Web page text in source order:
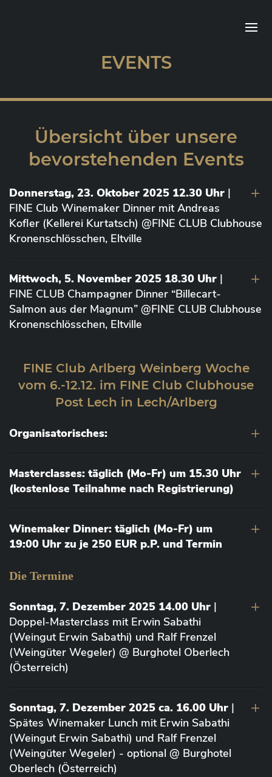
EVENTS
Übersicht über unsere
bevorstehenden Events
Donnerstag, 23. Oktober 2025 12.30 Uhr |
FINE Club Winemaker Dinner mit Andreas
Kofler (Kellerei Kurtatsch) @FINE CLUB Clubhouse
Kronenschlösschen, Eltville
Mittwoch, 5. November 2025 18.30 Uhr |
FINE CLUB Champagner Dinner “Billecart-
Salmon aus der Magnum” @FINE CLUB Clubhouse
Kronenschlösschen, Eltville
FINE Club Arlberg Weinberg Woche
vom 6.-12.12. im FINE Club Clubhouse
Post Lech in Lech/Arlberg
Organisatorisches:
Masterclasses: täglich (Mo-Fr) um 15.30 Uhr
(kostenlose Teilnahme nach Registrierung)
Winemaker Dinner: täglich (Mo-Fr) um
19:00 Uhr zu je 250 EUR p.P. und Termin
Die Termine
Sonntag, 7. Dezember 2025 14.00 Uhr |
Doppel-Masterclass mit Erwin Sabathi
(Weingut Erwin Sabathi) und Ralf Frenzel
(Weingüter Wegeler) @ Burghotel Oberlech
(Österreich)
Sonntag, 7. Dezember 2025 ca. 16.00 Uhr |
Spätes Winemaker Lunch mit Erwin Sabathi
(Weingut Erwin Sabathi) und Ralf Frenzel
(Weingüter Wegeler) - optional @ Burghotel
Oberlech (Österreich)